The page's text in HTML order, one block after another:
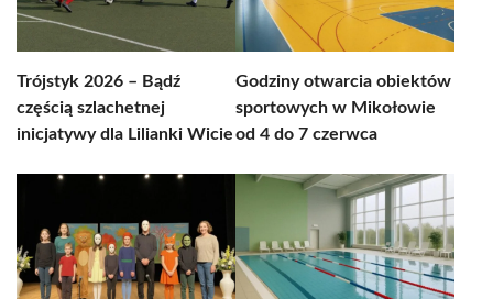
Trójstyk 2026 – Bądź
częścią szlachetnej
inicjatywy dla Lilianki Wicie
Godziny otwarcia obiektów
sportowych w Mikołowie
od 4 do 7 czerwca